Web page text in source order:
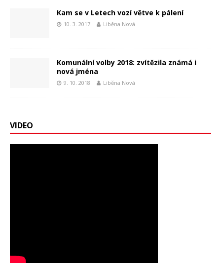
Kam se v Letech vozí větve k pálení
10. 3. 2017 Liběna Nová
Komunální volby 2018: zvítězila známá i
nová jména
9. 10. 2018 Liběna Nová
VIDEO